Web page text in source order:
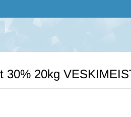
30% 20kg